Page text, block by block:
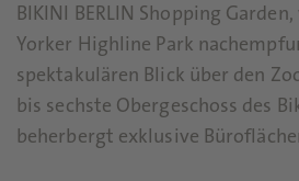
BIKINI BERLIN Shopping
Yorker Highline Park
spektakulären Blick über den
bis sechste Obergeschoss des
beherbergt exklusive